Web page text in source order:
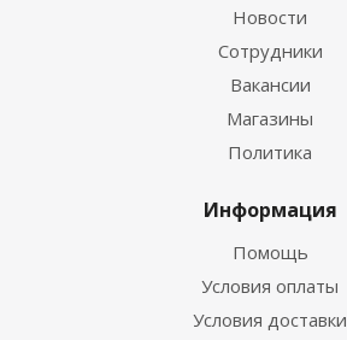
Новости
Сотрудники
Вакансии
Магазины
Политика
Информация
Помощь
Условия оплаты
Условия доставки